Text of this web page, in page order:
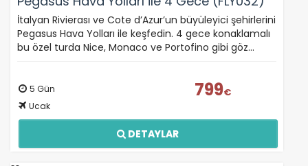
edersiniz, ancak daha az alakalı olabilirler.
İtalyan Rivierası ve Cote d’Azur’un büyüleyici şehirlerini
Pegasus Hava Yolları ile keşfedin. 4 gece konaklamalı
bu özel turda Nice, Monaco ve Portofino gibi göz…
5 Gün
Ucak
799€
DETAYLAR